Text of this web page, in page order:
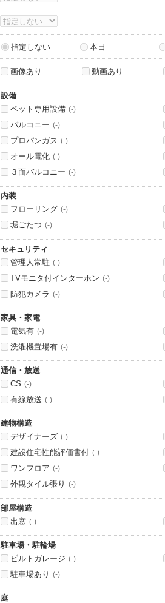
指定しない 本日
画像あり 動画あり
設備
ペット専用設備 (-)
バルコニー (-)
プロパンガス (-)
オール電化 (-)
３面バルコニー (-)
内装
フローリング (-)
堀ごたつ (-)
セキュリティ
管理人常駐 (-)
TVモニタ付インターホン (-)
防犯カメラ (-)
家具・家電
電気有 (-)
洗濯機置場有 (-)
通信・放送
CS (-)
有線放送 (-)
建物構造
デザイナーズ (-)
建設住宅性能評価書付 (-)
ワンフロア (-)
外観タイル張り (-)
部屋構造
出窓 (-)
駐車場・駐輪場
ビルトガレージ (-)
駐車場あり (-)
庭